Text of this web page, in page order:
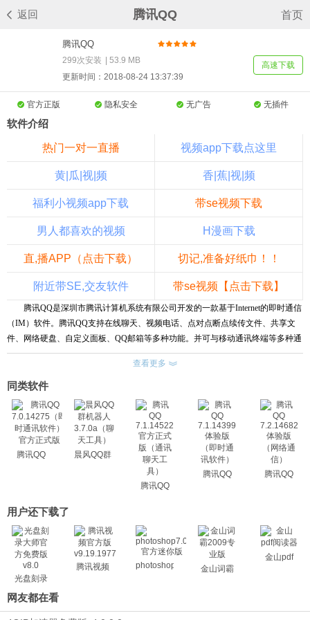
返回 腾讯QQ 首页
高速下载
腾讯QQ
7.0.14275（即时通讯
299次安装
53.9 MB
更新时间：2018-08-24 13:37:39
官方正版 隐私安全 无广告 无插件
软件介绍
热门一对一直播 视频app下载点这里
黄|瓜|视|频 香|蕉|视|频
福利小视频app下载 带se视频下载
男人都喜欢的视频 H漫画下载
直,播APP（点击下载） 切记,准备好纸巾！！
附近带SE,交友软件 带se视频【点击下载】
腾讯QQ是深圳市腾讯计算机系统有限公司开发的一款基于Internet的即时通信
（IM）软件。腾讯QQ支持在线聊天、视频电话、点对点断点续传文件、共享文
件、网络硬盘、自定义面板、 QQ邮箱等多种功能。并可与移动通讯终端等多种通
讯方式相连。您可以使用QQ方便、实用、高效的和朋友联系，而这一切都是免费
全新功能：
、QQ 收藏入驻Outlook ，重要邮件随时备忘。
2、收藏内容可以再次编辑，随时更新。
3、聊天窗口内文档演示，一个屏幕全世界一起看。
4、“我的手机页”可添加收藏。
5、我的手机页，电脑手机无缝对接
、“我的设备”支持快捷收藏，妙语趣图一键闪存
8 、截图新增马赛克工具，隐私遮挡很轻松。
10、主面板与聊天窗口新增音视频通话、屏幕分享标识、通话状态一目了
然。
11、“我的收藏”功能支持分类查看，内容更清晰、查找更便捷
12、QQ
蓝色，纯净灵动，丰富场景秀彰显品味定义时尚
13、全新聊天窗口。将所有的聊天窗口集成到一个窗口中，你可以自如的穿
查看更多
同类软件
腾讯QQ
晨风QQ群
腾讯QQ
聊天工
具）
腾讯QQ
腾讯QQ
用户还下载了
光盘刻录
大师
腾讯视频 photoshop7.0 金山词霸
金山pdf
网友都在看